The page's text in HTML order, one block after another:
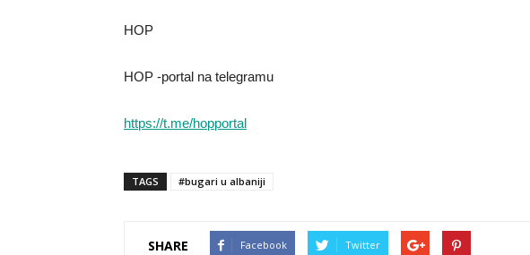
HOP
HOP -portal na telegramu
https://t.me/hopportal
TAGS #bugari u albaniji
SHARE Facebook Twitter